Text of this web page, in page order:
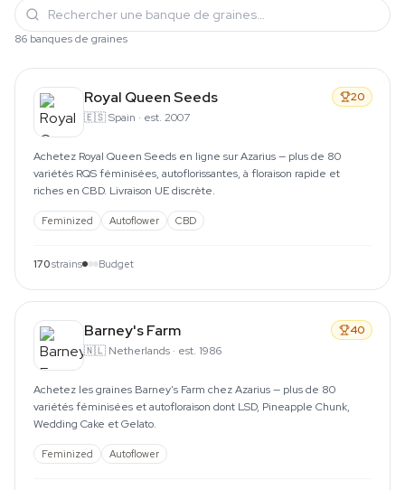
86 banques de graines
Royal Queen Seeds
🇪🇸Spain · est. 2007
20
Achetez Royal Queen Seeds en ligne sur Azarius — plus de 80
variétés RQS féminisées, autoflorissantes, à floraison rapide et
riches en CBD. Livraison UE discrète.
Feminized Autoflower CBD
170strains Budget
Barney's Farm
🇳🇱 Netherlands · est. 1986
40
Achetez les graines Barney's Farm chez Azarius — plus de 80
variétés féminisées et autofloraison dont LSD, Pineapple Chunk,
Wedding Cake et Gelato.
Feminized Autoflower